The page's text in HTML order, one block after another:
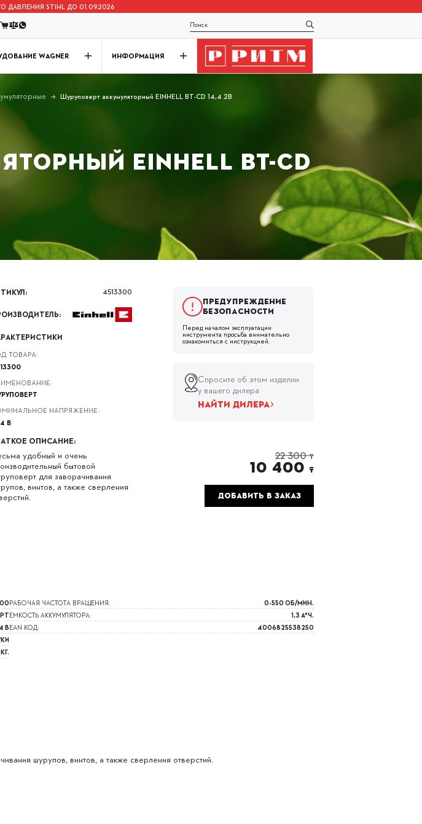
STIHL ДО 01.09.2026
WAGNER ИНФОРМАЦИЯ
Шуруповерт аккумуляторный EINHELL BT-CD 14,4 2B
EINHELL BT-CD
4513300
ТОВАРА:
НАПРЯЖЕНИЕ:
В
ОПИСАНИЕ:
удобный и очень
бытовой
для заворачивания
винтов, а также сверления
Предупреждение
безопасности
Перед началом эксплуатации
инструмента просьба внимательно
ознакомиться с инструкцией.
Спросите об этом изделии
у вашего дилера
НАЙТИ ДИЛЕРА
22 300 ₸
10 400 ₸
ДОБАВИТЬ В ЗАКАЗ
В
РАБОЧАЯ ЧАСТОТА ВРАЩЕНИЯ:
0-550 ОБ/МИН.
ЕМКОСТЬ АККУМУЛЯТОРА:
1,3 А*Ч.
EAN КОД:
4006825538250
шурупов, винтов, а также сверления отверстий.